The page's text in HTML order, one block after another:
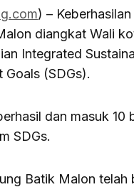
) –
diangkat Wali
Integrated
Goals (SDGs).
dan masuk
SDGs.
Batik Malon